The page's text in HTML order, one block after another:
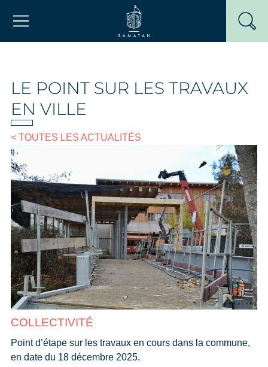
Mairie de Samatan
LE POINT SUR LES TRAVAUX
EN VILLE
< TOUTES LES ACTUALITÉS
COLLECTIVITÉ
Point d’étape sur les travaux en cours dans la commune,
en date du 18 décembre 2025.